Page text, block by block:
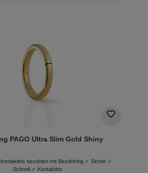
PAGO Ultra Slim Gold Shiny
bezahlen mit Bezahlring ✓ Sicher ✓
Schnell ✓ Kontaktlos